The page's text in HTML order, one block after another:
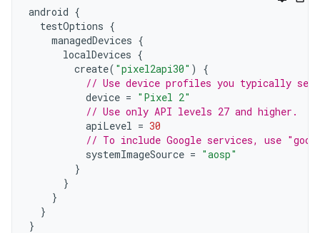
android {
testOptions {
managedDevices {
localDevices {
create( "pixel2api30" )
{
// Use device profiles you typically see
device = "Pixel 2"
// Use only API levels 27 and higher.
apiLevel = 30
// To include Google services, use
systemImageSource = "aosp"
}
}
}
}
}